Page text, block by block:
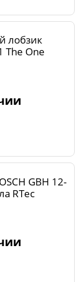
лобзик
The One
GBH 12-
RTec